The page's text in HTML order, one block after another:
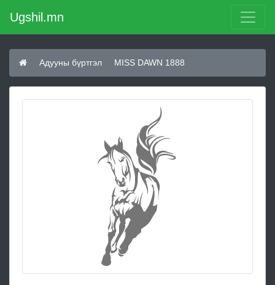
Ugshil.mn
Адууны бүртгэл MISS DAWN 1888